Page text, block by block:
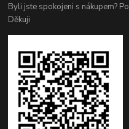
Byli jste spokojeni s nákupem?
Děkuji